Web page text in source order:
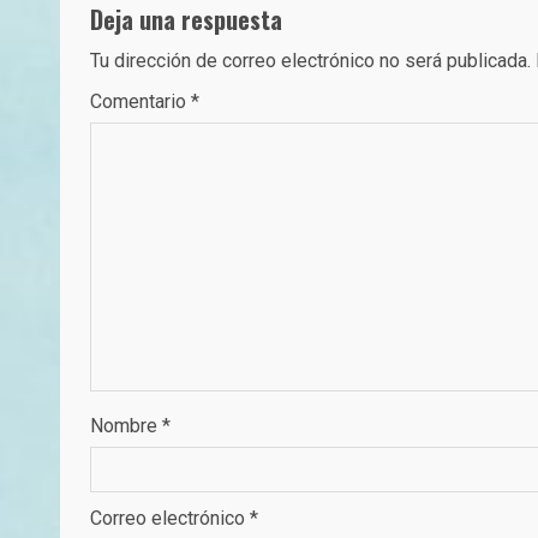
Deja una respuesta
Tu dirección de correo electrónico no será publicada.
Comentario *
Nombre *
Correo electrónico *